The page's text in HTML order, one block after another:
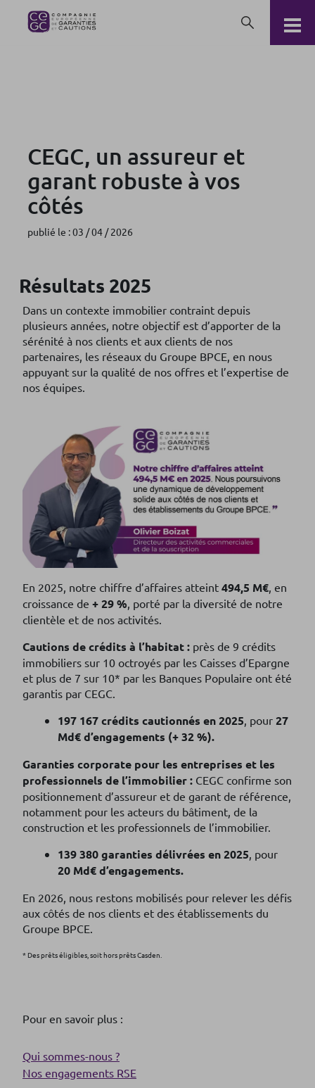
CEGC, un assureur et garant robuste à vos côtés
CEGC, un assureur et
garant robuste à vos
côtés
publié le : 03 / 04 / 2026
Résultats 2025
Dans un contexte immobilier contraint depuis
plusieurs années, notre objectif est d’apporter de la
sérénité à nos clients et aux clients de nos
partenaires, les réseaux du Groupe BPCE, en nous
appuyant sur la qualité de nos offres et l’expertise de
nos équipes.
En 2025, notre chiffre d’affaires atteint 494,5 M€ , en
croissance de + 29 % , porté par la diversité de notre
clientèle et de nos activités.
Cautions de crédits à l’habitat : près de 9 crédits
immobiliers sur 10 octroyés par les Caisses d’Epargne
et plus de 7 sur 10* par les Banques Populaire ont été
garantis par CEGC.
197 167 crédits cautionnés en 2025 , pour 27
Md€ d’engagements (+ 32 %).
Garanties corporate pour les entreprises et les
professionnels de l’immobilier : CEGC confirme son
positionnement d’assureur et de garant de référence,
notamment pour les acteurs du bâtiment, de la
construction et les professionnels de l’immobilier.
139 380 garanties délivrées en 2025 , pour
20 Md€ d’engagements.
En 2026, nous restons mobilisés pour relever les défis
aux côtés de nos clients et des établissements du
Groupe BPCE.
* Des prêts éligibles, soit hors prêts Casden.
Pour en savoir plus :
Qui sommes-nous ?
Nos engagements RSE